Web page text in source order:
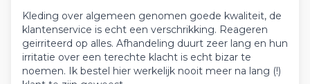
Kleding over algemeen genomen goede kwaliteit, de
klantenservice is echt een verschrikking. Reageren
geirriteerd op alles. Afhandeling duurt zeer lang en hun
irritatie over een terechte klacht is echt bizar te
noemen. Ik bestel hier werkelijk nooit meer na lang (!)